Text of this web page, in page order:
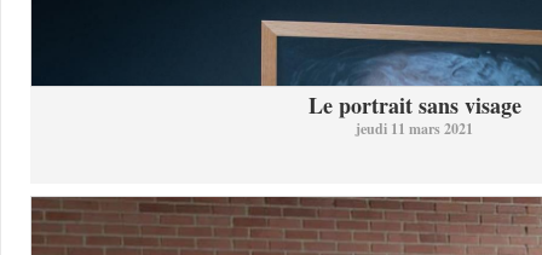
Le portrait sans visage
jeudi 11 mars 2021